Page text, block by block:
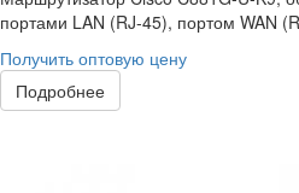
портами LAN (RJ-45), портом WAN
Получить оптовую цену
Подробнее